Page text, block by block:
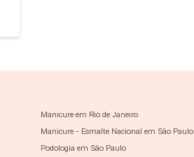
Manicure em Rio de Janeiro
Manicure - Esmalte Nacional em São Paulo
Podologia em São Paulo